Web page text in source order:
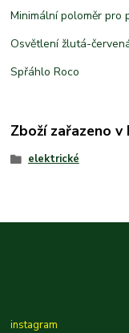
Minimální poloměr pro
Osvětlení žlutá-
Spřáhlo Roco
Zboží zařazeno
elektrické
instagram